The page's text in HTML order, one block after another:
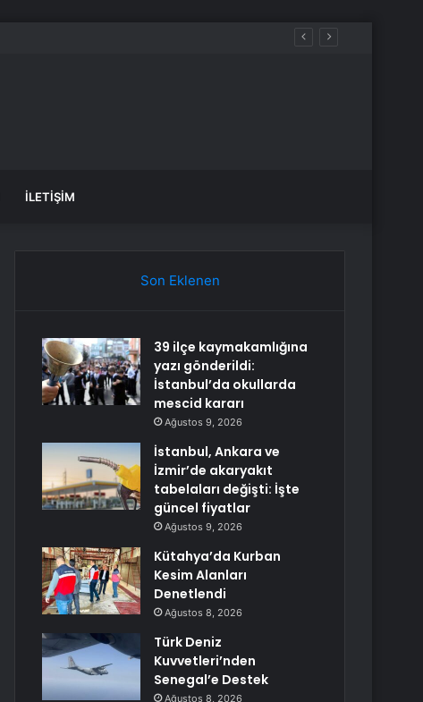
İLETIŞIM
Son Eklenen
39 ilçe kaymakamlığına
yazı gönderildi:
İstanbul’da okullarda
mescid kararı
Ağustos 9, 2026
İstanbul, Ankara ve
İzmir’de akaryakıt
tabelaları değişti: İşte
güncel fiyatlar
Ağustos 9, 2026
Kütahya’da Kurban
Kesim Alanları
Denetlendi
Ağustos 8, 2026
Türk Deniz
Kuvvetleri’nden
Senegal’e Destek
Ağustos 8, 2026